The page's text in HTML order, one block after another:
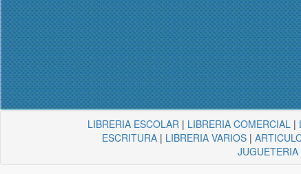
LIBRERIA ESCOLAR | LIBRERIA COMERCIAL |
ESCRITURA| LIBRERIA VARIOS|